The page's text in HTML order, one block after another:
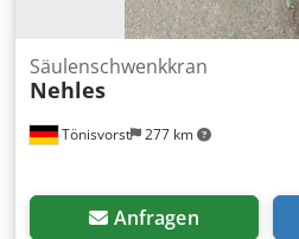
Tönisvorst 277 km
Säulenschwenkkran
Nehles
Anfragen